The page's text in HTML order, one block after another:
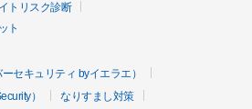
トリスク診断
ト
セキュリティ byイエラエ）
）
なりすまし対策